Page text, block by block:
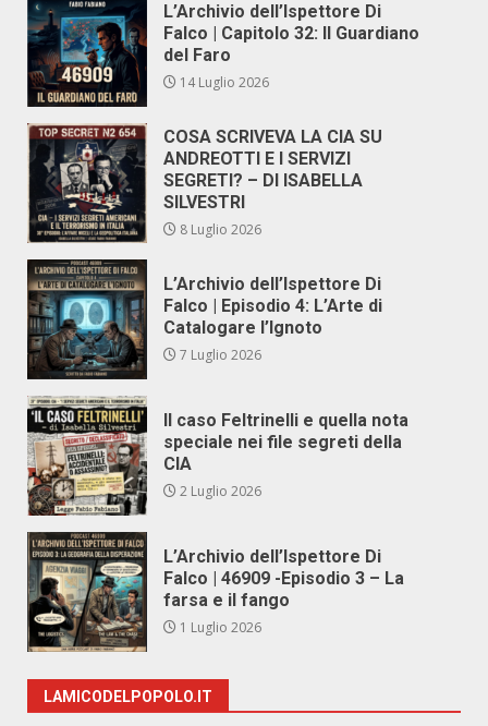
L’Archivio dell’Ispettore Di
Falco | Capitolo 32: Il Guardiano
del Faro
14 Luglio 2026
COSA SCRIVEVA LA CIA SU
ANDREOTTI E I SERVIZI
SEGRETI? – DI ISABELLA
SILVESTRI
8 Luglio 2026
L’Archivio dell’Ispettore Di
Falco | Episodio 4: L’Arte di
Catalogare l’Ignoto
7 Luglio 2026
Il caso Feltrinelli e quella nota
speciale nei file segreti della
CIA
2 Luglio 2026
L’Archivio dell’Ispettore Di
Falco | 46909 -Episodio 3 – La
farsa e il fango
1 Luglio 2026
LAMICODELPOPOLO.IT